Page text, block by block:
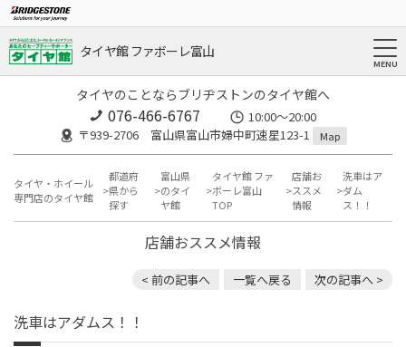
タイヤ館 ファボーレ富山
タイヤのことならブリヂストンのタイヤ館へ
076-466-6767
10:00～20:00
〒939-2706 富山県富山市婦中町速星123-1
Map
タイヤ・ホイール
専門店のタイヤ館
都道府
県から
探す
富山県
のタイ
ヤ館
タイヤ館 ファ
ボーレ富山
TOP
店舗お
ススメ
情報
洗車はア
ダム
ス！！
店舗おススメ情報
< 前の記事へ 一覧へ戻る 次の記事へ >
洗車はアダムス！！